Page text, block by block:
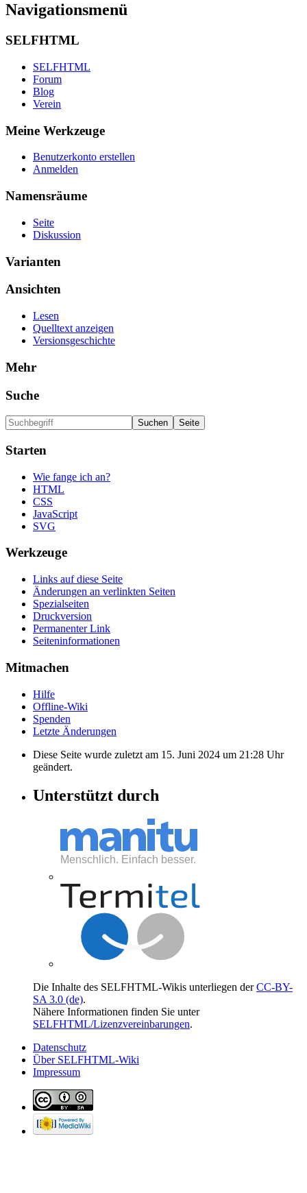
Navigationsmenü
SELFHTML
SELFHTML
Forum
Blog
Verein
Meine Werkzeuge
Benutzerkonto erstellen
Anmelden
Namensräume
Seite
Diskussion
Varianten
Ansichten
Lesen
Quelltext anzeigen
Versionsgeschichte
Mehr
Suche
Starten
Wie fange ich an?
HTML
CSS
JavaScript
SVG
Werkzeuge
Links auf diese Seite
Änderungen an verlinkten Seiten
Spezialseiten
Druckversion
Permanenter Link
Seiten­informationen
Mitmachen
Hilfe
Offline-Wiki
Spenden
Letzte Änderungen
Diese Seite wurde zuletzt am 15. Juni 2024 um 21:28 Uhr
geändert.
Unterstützt durch
Die Inhalte des SELFHTML-Wikis unterliegen derCC-BY-
SA 3.0 (de).
Nähere Informationen finden Sie unter
SELFHTML/Lizenzvereinbarungen.
Datenschutz
Über SELFHTML-Wiki
Impressum